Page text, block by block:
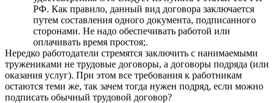
РФ. Как правило, данный вид договора заключается
путем составления одного документа, подписанного
сторонами. Не надо обеспечивать работой или
оплачивать время простоя;.
Нередко работодатели стремятся заключить с нанимаемыми
тружениками не трудовые договоры, а договоры подряда (или
оказания услуг). При этом все требования к работникам
остаются теми же, так зачем тогда нужен подряд, если можно
подписать обычный трудовой договор?